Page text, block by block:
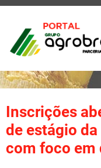
Inscrições
de estágio
com foco em